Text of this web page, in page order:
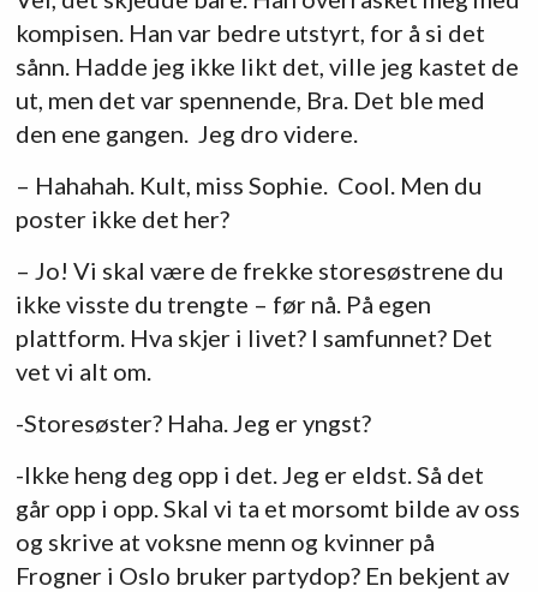
kompisen. Han var bedre utstyrt, for å si det
sånn. Hadde jeg ikke likt det, ville jeg kastet de
ut, men det var spennende, Bra. Det ble med
den ene gangen. Jeg dro videre.
– Hahahah. Kult, miss Sophie. Cool. Men du
poster ikke det her?
– Jo! Vi skal være de frekke storesøstrene du
ikke visste du trengte – før nå. På egen
plattform. Hva skjer i livet? I samfunnet? Det
vet vi alt om.
-Storesøster? Haha. Jeg er yngst?
-Ikke heng deg opp i det. Jeg er eldst. Så det
går opp i opp. Skal vi ta et morsomt bilde av oss
og skrive at voksne menn og kvinner på
Frogner i Oslo bruker partydop? En bekjent av